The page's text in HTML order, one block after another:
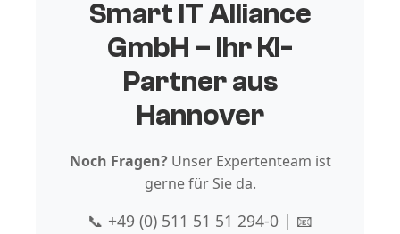
Smart IT Alliance
GmbH – Ihr KI-
Partner aus
Hannover
Noch Fragen?Unser Expertenteam ist
gerne für Sie da.
📞 +49 (0) 511 51 51 294-0 | 📧